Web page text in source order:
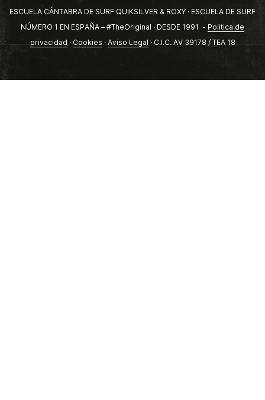
ESCUELA CÁNTABRA DE SURF QUIKSILVER & ROXY · ESCUELA DE SURF
NÚMERO 1 EN ESPAÑA – #TheOriginal · DESDE 1991 - Politica de
privacidad · Cookies · Aviso Legal · C.I.C. AV 39178 / TEA 18